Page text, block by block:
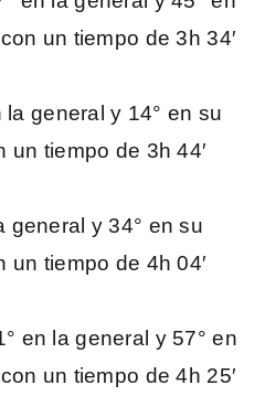
un tiempo de 3h 34′
general y 14° en su
tiempo de 3h 44′
general y 34° en su
tiempo de 4h 04′
en la general y 57° en
un tiempo de 4h 25′